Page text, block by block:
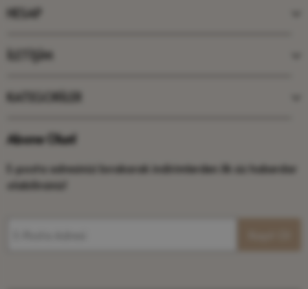
HESAP
İLETİŞİM
KATEGORİLER
Abone Olun!
E-posta adresinizi bırakarak indirimlerden ilk siz haberdar
olabilirsiniz!